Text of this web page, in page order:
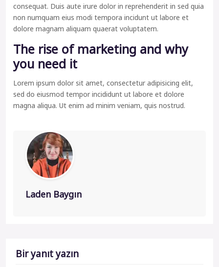
consequat. Duis aute irure dolor in reprehenderit in sed quia
non numquam eius modi tempora incidunt ut labore et
dolore magnam aliquam quaerat voluptatem.
The rise of marketing and why
you need it
Lorem ipsum dolor sit amet, consectetur adipisicing elit,
sed do eiusmod tempor incididunt ut labore et dolore
magna aliqua. Ut enim ad minim veniam, quis nostrud.
Laden Baygın
Bir yanıt yazın